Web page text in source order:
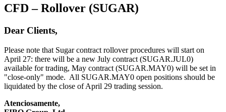
CFD – Rollover (SUGAR)
Dear Clients,
Please note that Sugar contract rollover procedures will start on
April 27: there will be a new July contract (SUGAR.JUL0)
available for trading, May contract (SUGAR.MAY0) will be set in
"close-only" mode. All SUGAR.MAY0 open positions should be
liquidated by the close of April 29 trading session.
Atenciosamente,